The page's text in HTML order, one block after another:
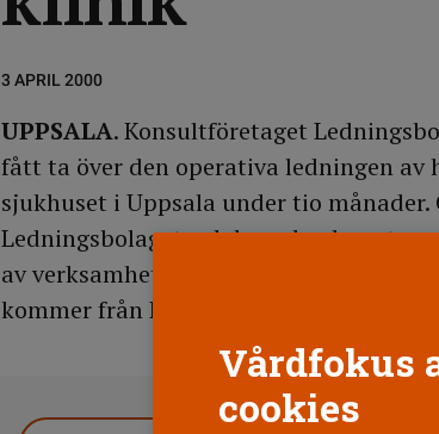
3 APRIL 2000
UPPSALA. Konsultföretaget
fått ta över den operativa ledningen
sjukhuset i Uppsala under tio
Ledningsbolaget och han ska
av verksamhet och organisation. Till
kommer från Ledningsbolaget.
Vårdfokus
cookies